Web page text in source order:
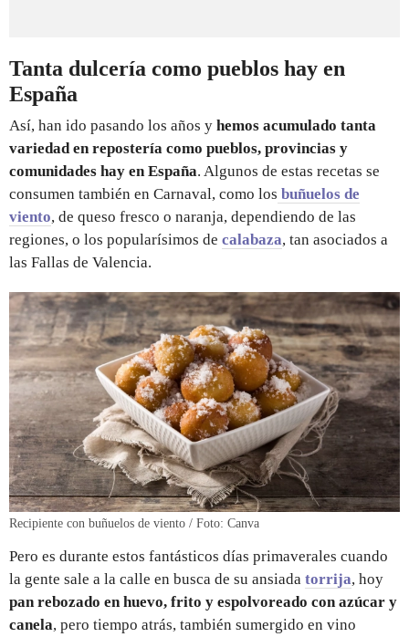
Tanta dulcería como pueblos hay en
España
Así, han ido pasando los años y hemos acumulado tanta
variedad en repostería como pueblos, provincias y
comunidades hay en España. Algunos de estas recetas se
consumen también en Carnaval, como los buñuelos de
viento, de queso fresco o naranja, dependiendo de las
regiones, o los popularísimos de calabaza, tan asociados a
las Fallas de Valencia.
Recipiente con buñuelos de viento / Foto: Canva
Pero es durante estos fantásticos días primaverales cuando
la gente sale a la calle en busca de su ansiada torrija, hoy
pan rebozado en huevo, frito y espolvoreado con azúcar y
canela, pero tiempo atrás, también sumergido en vino